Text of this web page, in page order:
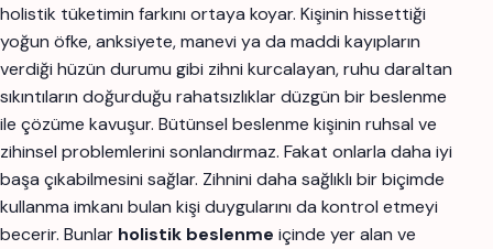
holistik tüketimin farkını ortaya koyar. Kişinin hissettiği
yoğun öfke, anksiyete, manevi ya da maddi kayıpların
verdiği hüzün durumu gibi zihni kurcalayan, ruhu daraltan
sıkıntıların doğurduğu rahatsızlıklar düzgün bir beslenme
ile çözüme kavuşur. Bütünsel beslenme kişinin ruhsal ve
zihinsel problemlerini sonlandırmaz. Fakat onlarla daha iyi
başa çıkabilmesini sağlar. Zihnini daha sağlıklı bir biçimde
kullanma imkanı bulan kişi duygularını da kontrol etmeyi
becerir. Bunlar holistik beslenme içinde yer alan ve